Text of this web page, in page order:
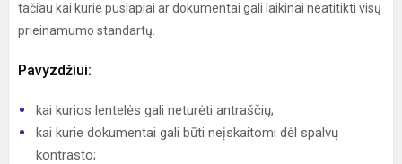
tačiau kai kurie puslapiai ar dokumentai gali laikinai neatitikti visų
prieinamumo standartų.
Pavyzdžiui:
kai kurios lentelės gali neturėti antraščių;
kai kurie dokumentai gali būti neįskaitomi dėl spalvų
kontrasto;